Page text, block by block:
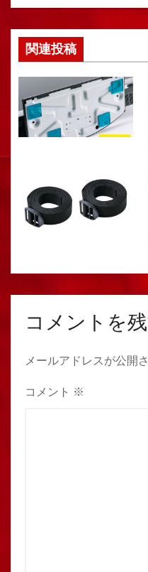
シ
ョ
ン
関連投稿
コメントを
メールアドレスが公開
コメント ※